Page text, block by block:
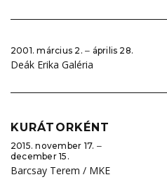
2001. március 2. ‒ április 28.
Deák Erika Galéria
KURÁTORKÉNT
2015. november 17. ‒
december 15.
Barcsay Terem / MKE